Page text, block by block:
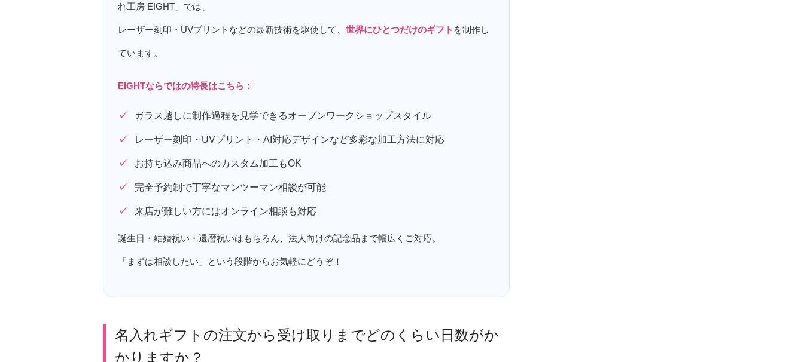
れ工房 EIGHT」では、
レーザー刻印・UVプリントなどの最新技術を駆使して、 世界にひとつだけのギフト を制作し
ています。
EIGHTならではの特長はこちら：
ガラス越しに制作過程を見学できるオープンワークショップスタイル
レーザー刻印・UVプリント・AI対応デザインなど多彩な加工方法に対応
お持ち込み商品へのカスタム加工もOK
完全予約制で丁寧なマンツーマン相談が可能
来店が難しい方にはオンライン相談も対応
誕生日・結婚祝い・還暦祝いはもちろん、法人向けの記念品まで幅広くご対応。
「まずは相談したい」という段階からお気軽にどうぞ！
名入れギフトの注文から受け取りまでどのくらい日数がか
かりますか？